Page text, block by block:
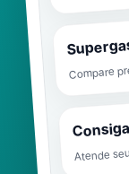
Compare
Atende